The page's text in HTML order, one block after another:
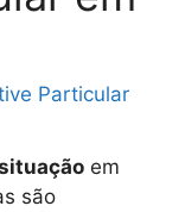
Particular
em
são